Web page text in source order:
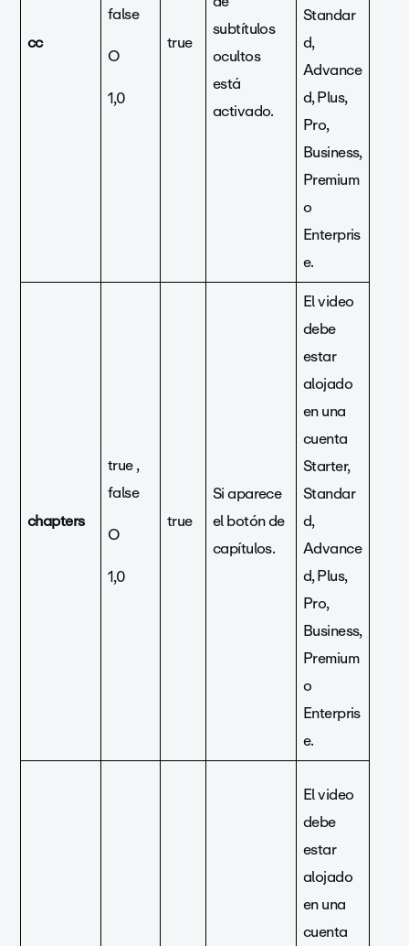
cc
false
O
1,0
true
subtítulos
ocultos
está
activado.
Standar
d,
Advance
d, Plus,
Pro,
Business,
Premium
o
Enterpris
e.
chapters
true ,
false
O
1,0
true
Si aparece
el botón de
capítulos.
El video
debe
estar
alojado
en una
cuenta
Starter,
Standar
d,
Advance
d, Plus,
Pro,
Business,
Premium
o
Enterpris
e.
El video
debe
estar
alojado
en una
cuenta